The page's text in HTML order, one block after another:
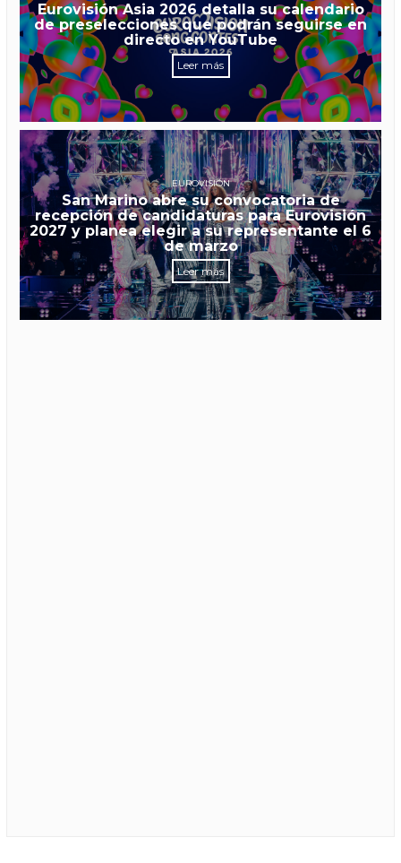
Eurovisión Asia 2026 detalla su calendario
de preselecciones que podrán seguirse en
directo en YouTube
Leer más
EUROVISIÓN
San Marino abre su convocatoria de
recepción de candidaturas para Eurovisión
2027 y planea elegir a su representante el 6
de marzo
Leer más